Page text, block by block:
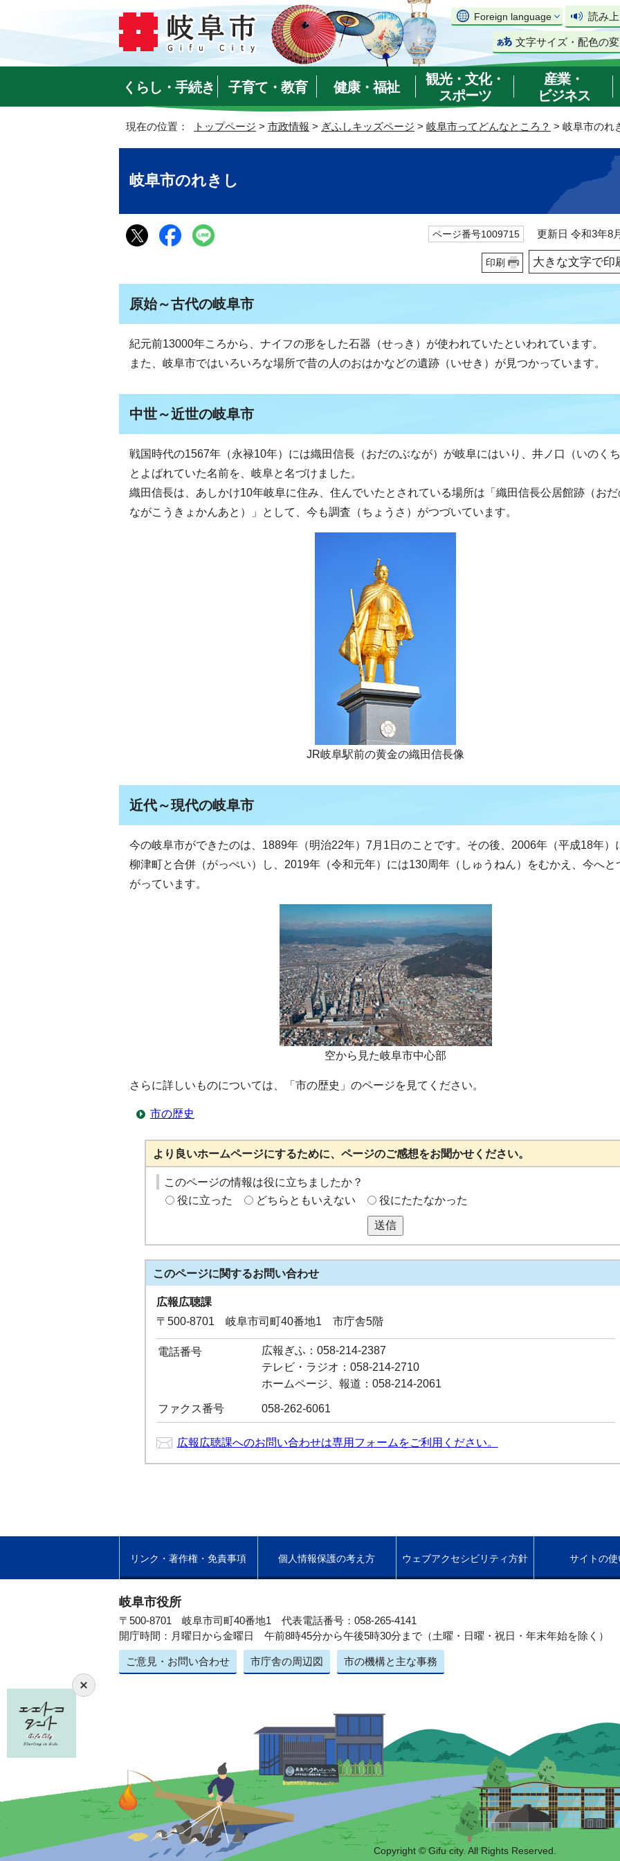
Foreign language 読み
文字サイズ・配色の
くらし・手続き 子育て・教育 健康・福祉
観光・文化・
スポーツ
産業・
ビジネス
現在の位置： トップページ > 市政情報 > ぎふしキッズページ > 岐阜市ってどんなところ？ > 岐阜市のれ
岐阜市のれきし
ページ番号1009715 更新日 令和3年8
印刷 大きな文字で印
原始～古代の岐阜市
紀元前13000年ころから、ナイフの形をした石器（せっき）が使われていたといわれています。
また、岐阜市ではいろいろな場所で昔の人のおはかなどの遺跡（いせき）が見つかっています。
中世～近世の岐阜市
戦国時代の1567年（永禄10年）には織田信長（おだのぶなが）が岐阜にはいり、井ノ口（いのくち
とよばれていた名前を、岐阜と名づけました。
織田信長は、あしかけ10年岐阜に住み、住んでいたとされている場所は「織田信長公居館跡（おだ
ながこうきょかんあと）」として、今も調査（ちょうさ）がつづいています。
JR岐阜駅前の黄金の織田信長像
近代～現代の岐阜市
今の岐阜市ができたのは、1889年（明治22年）7月1日のことです。その後、2006年（平成18年）
柳津町と合併（がっぺい）し、2019年（令和元年）には130周年（しゅうねん）をむかえ、今へと
がっています。
空から見た岐阜市中心部
さらに詳しいものについては、「市の歴史」のページを見てください。
市の歴史
より良いホームページにするために、ページのご感想をお聞かせください。
このページの情報は役に立ちましたか？
役に立った
どちらともいえない 役にたたなかった
送信
このページに関するお問い合わせ
広報広聴課
〒500-8701 岐阜市司町40番地1 市庁舎5階
電話番号
広報ぎふ：058-214-2387
テレビ・ラジオ：058-214-2710
ホームページ、報道：058-214-2061
ファクス番号 058-262-6061
広報広聴課へのお問い合わせは専用フォームをご利用ください。
リンク・著作権・免責事項 個人情報保護の考え方 ウェブアクセシビリティ方針 サイトの使
岐阜市役所
〒500-8701 岐阜市司町40番地1 代表電話番号：058-265-4141
開庁時間：月曜日から金曜日 午前8時45分から午後5時30分まで（土曜・日曜・祝日・年末年始を除く）
ご意見・お問い合わせ 市庁舎の周辺図 市の機構と主な事務
Copyright © Gifu city. All Rights Reserved.